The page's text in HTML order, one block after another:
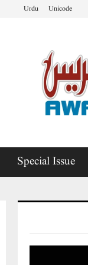
Unicode
Urdu
Special Issue